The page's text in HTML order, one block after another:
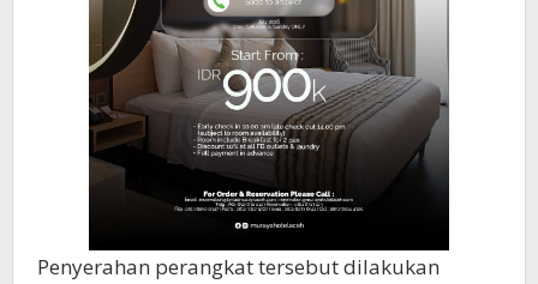
Penyerahan perangkat tersebut dilakukan